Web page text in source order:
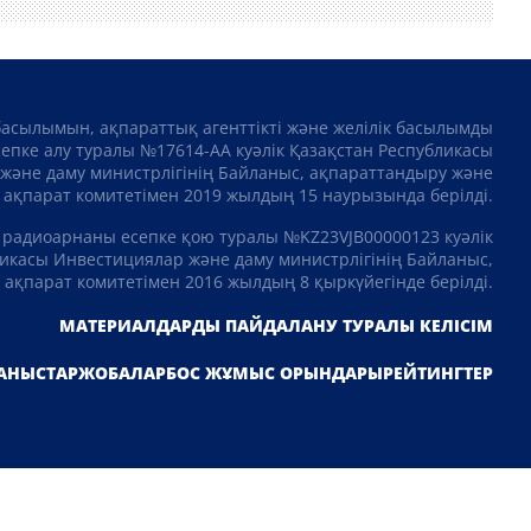
ақпараттық агенттікті және желілік басылымды
алу туралы №17614-АА куәлік Қазақстан Республикасы
даму министрлігінің Байланыс, ақпараттандыру және
ақпарат комитетімен 2019 жылдың 15 наурызында берілді.
есепке қою туралы №KZ23VJB00000123 куәлік
Инвестициялар және даму министрлігінің Байланыс,
комитетімен 2016 жылдың 8 қыркүйегінде берілді.
МАТЕРИАЛДАРДЫ ПАЙДАЛАНУ ТУРАЛЫ КЕЛІСІМ
ЖОБАЛАРБОС ЖҰМЫС ОРЫНДАРЫРЕЙТИНГТЕР